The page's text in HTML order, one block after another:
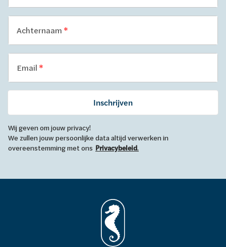
Achternaam
Email
Inschrijven
Wij geven om jouw privacy!
We zullen jouw persoonlijke data altijd verwerken in
overeenstemming met ons Privacybeleid.